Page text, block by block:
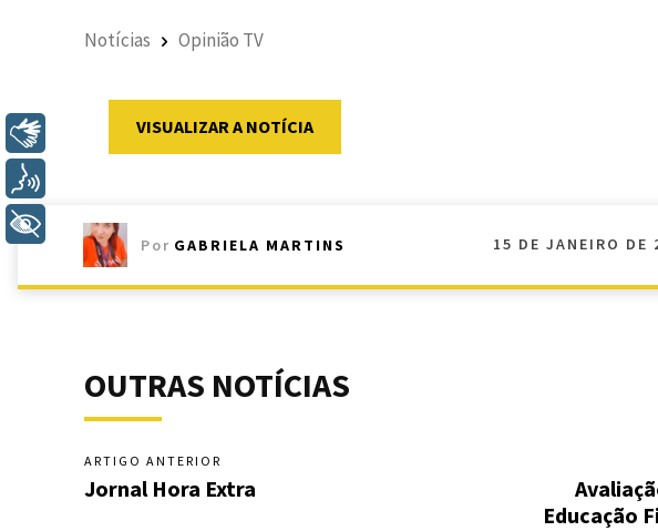
Notícias Opinião TV
VISUALIZAR A NOTÍCIA
Por GABRIELA MARTINS 15 DE JANEIRO DE
OUTRAS NOTÍCIAS
ARTIGO ANTERIOR
Jornal Hora Extra
Educação
+ Acessibilidade